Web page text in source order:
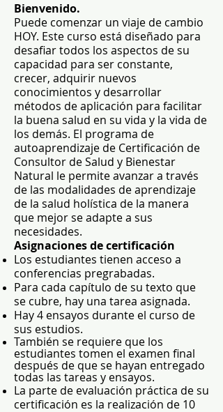
Bienvenido.
Puede comenzar un viaje de cambio
HOY. Este curso está diseñado para
desafiar todos los aspectos de su
capacidad para ser constante,
crecer, adquirir nuevos
conocimientos y desarrollar
métodos de aplicación para facilitar
la buena salud en su vida y la vida de
los demás. El programa de
autoaprendizaje de Certificación de
Consultor de Salud y Bienestar
Natural le permite avanzar a través
de las modalidades de aprendizaje
de la salud holística de la manera
que mejor se adapte a sus
necesidades.
Asignaciones de certificación
Los estudiantes tienen acceso a
conferencias pregrabadas.
Para cada capítulo de su texto que
se cubre, hay una tarea asignada.
Hay 4 ensayos durante el curso de
sus estudios.
También se requiere que los
estudiantes tomen el examen final
después de que se hayan entregado
todas las tareas y ensayos.
La parte de evaluación práctica de su
certificación es la realización de 10